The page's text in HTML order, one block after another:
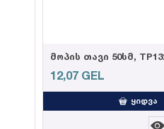
მოპის თავი 50სმ, TP132
12,07 GEL
ᲧᲘᲓᲕᲐ